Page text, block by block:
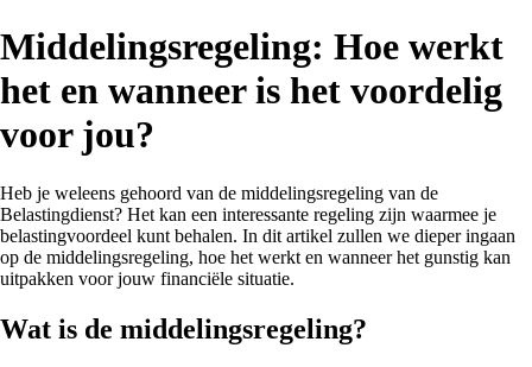
Middelingsregeling: Hoe werkt
het en wanneer is het voordelig
voor jou?
Heb je weleens gehoord van de middelingsregeling van de
Belastingdienst? Het kan een interessante regeling zijn waarmee je
belastingvoordeel kunt behalen. In dit artikel zullen we dieper ingaan
op de middelingsregeling, hoe het werkt en wanneer het gunstig kan
uitpakken voor jouw financiële situatie.
Wat is de middelingsregeling?